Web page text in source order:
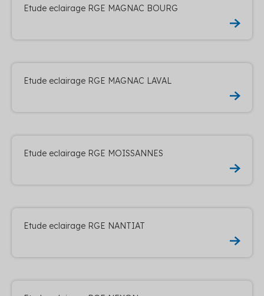
Etude eclairage RGE MAGNAC BOURG
Etude eclairage RGE MAGNAC LAVAL
Etude eclairage RGE MOISSANNES
Etude eclairage RGE NANTIAT